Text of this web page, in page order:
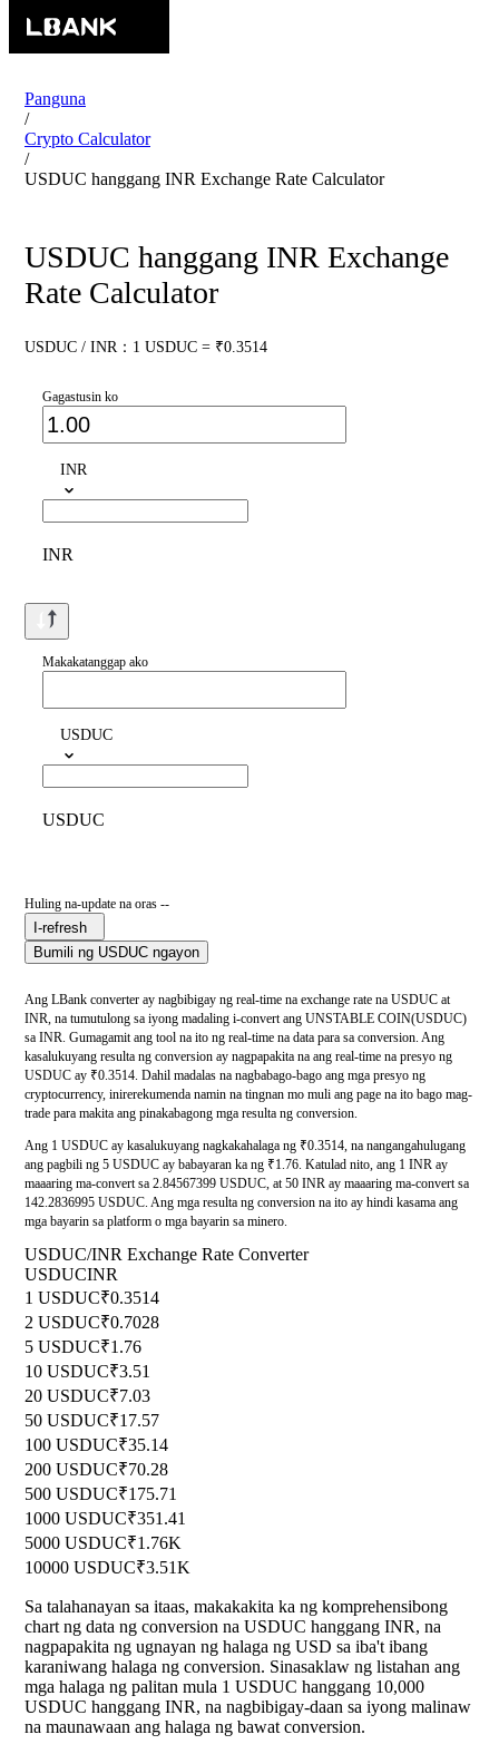
Panguna
/
Crypto Calculator
/
USDUC hanggang INR Exchange Rate Calculator
USDUC hanggang INR Exchange
Rate Calculator
USDUC / INR：1 USDUC = ₹0.3514
Gagastusin ko
INR
INR
Makakatanggap ako
USDUC
USDUC
Huling na-update na oras --
I-refresh
Bumili ng USDUC ngayon
Ang LBank converter ay nagbibigay ng real-time na exchange rate na USDUC at
INR, na tumutulong sa iyong madaling i-convert ang UNSTABLE COIN(USDUC)
sa INR. Gumagamit ang tool na ito ng real-time na data para sa conversion. Ang
kasalukuyang resulta ng conversion ay nagpapakita na ang real-time na presyo ng
USDUC ay ₹0.3514. Dahil madalas na nagbabago-bago ang mga presyo ng
cryptocurrency, inirerekumenda namin na tingnan mo muli ang page na ito bago mag-
trade para makita ang pinakabagong mga resulta ng conversion.
Ang 1 USDUC ay kasalukuyang nagkakahalaga ng ₹0.3514, na nangangahulugang
ang pagbili ng 5 USDUC ay babayaran ka ng ₹1.76. Katulad nito, ang 1 INR ay
maaaring ma-convert sa 2.84567399 USDUC, at 50 INR ay maaaring ma-convert sa
142.2836995 USDUC. Ang mga resulta ng conversion na ito ay hindi kasama ang
mga bayarin sa platform o mga bayarin sa minero.
USDUC/INR Exchange Rate Converter
USDUCINR
1 USDUC₹0.3514
2 USDUC₹0.7028
5 USDUC₹1.76
10 USDUC₹3.51
20 USDUC₹7.03
50 USDUC₹17.57
100 USDUC₹35.14
200 USDUC₹70.28
500 USDUC₹175.71
1000 USDUC₹351.41
5000 USDUC₹1.76K
10000 USDUC₹3.51K
Sa talahanayan sa itaas, makakakita ka ng komprehensibong
chart ng data ng conversion na USDUC hanggang INR, na
nagpapakita ng ugnayan ng halaga ng USD sa iba't ibang
karaniwang halaga ng conversion. Sinasaklaw ng listahan ang
mga halaga ng palitan mula 1 USDUC hanggang 10,000
USDUC hanggang INR, na nagbibigay-daan sa iyong malinaw
na maunawaan ang halaga ng bawat conversion.